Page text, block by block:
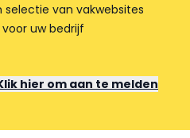
selectie van vakwebsites
voor uw bedrijf
hier om aan te melden